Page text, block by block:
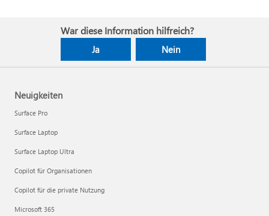
War diese Information hilfreich?
Ja Nein
Neuigkeiten
Surface Pro
Surface Laptop
Surface Laptop Ultra
Copilot für Organisationen
Copilot für die private Nutzung
Microsoft 365